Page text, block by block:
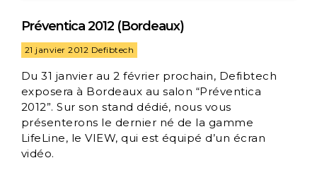
Préventica 2012 (Bordeaux)
21 janvier 2012 Defibtech
Du 31 janvier au 2 février prochain, Defibtech
exposera à Bordeaux au salon “Préventica
2012”. Sur son stand dédié, nous vous
présenterons le dernier né de la gamme
LifeLine, le VIEW, qui est équipé d’un écran
vidéo.